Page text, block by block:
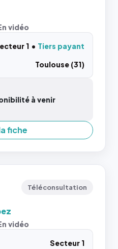
vidéo
1
Tiers payant
Toulouse (31)
à venir
fiche
Téléconsultation
vidéo
Secteur 1